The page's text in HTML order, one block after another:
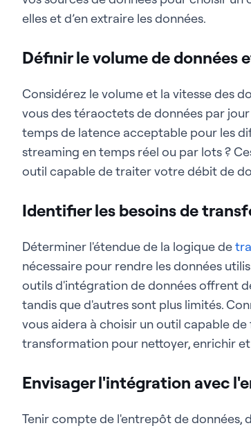
elles et d’en extraire les données.
Définir le volume de données
Considérez le volume et la vitesse des
vous des téraoctets de données par
temps de latence acceptable pour les
streaming en temps réel ou par lots ?
outil capable de traiter votre débit de
Identifier les besoins de
Déterminer l'étendue de la logique de
nécessaire pour rendre les données
outils d'intégration de données offrent
tandis que d'autres sont plus limités.
vous aidera à choisir un outil capable
transformation pour nettoyer, enrichir
Envisager l'intégration avec
Tenir compte de l'entrepôt de données,